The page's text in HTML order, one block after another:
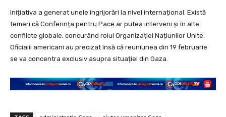
Inițiativa a generat unele îngrijorări la nivel internațional. Există
temeri că Conferința pentru Pace ar putea interveni și în alte
conflicte globale, concurând rolul Organizației Națiunilor Unite.
Oficialii americani au precizat însă că reuniunea din 19 februarie
se va concentra exclusiv asupra situației din Gaza.